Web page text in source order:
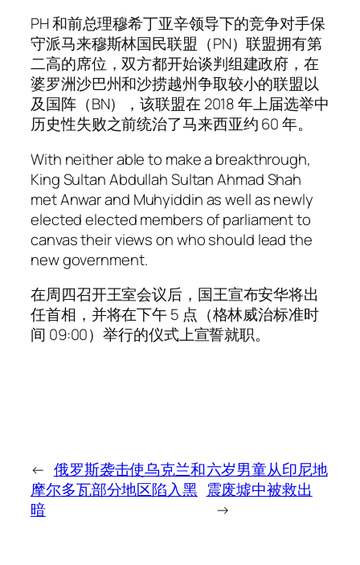
PH 和前总理穆希丁亚辛领导下的竞争对手保
守派马来穆斯林国民联盟（PN）联盟拥有第
二高的席位，双方都开始谈判组建政府，在
婆罗洲沙巴州和沙捞越州争取较小的联盟以
及国阵（BN），该联盟在 2018 年上届选举中
历史性失败之前统治了马来西亚约 60 年。
With neither able to make a breakthrough,
King Sultan Abdullah Sultan Ahmad Shah
met Anwar and Muhyiddin as well as newly
elected elected members of parliament to
canvas their views on who should lead the
new government.
在周四召开王室会议后，国王宣布安华将出
任首相，并将在下午 5 点（格林威治标准时
间 09:00）举行的仪式上宣誓就职。
← 俄罗斯袭击使乌克兰和
摩尔多瓦部分地区陷入黑
暗
六岁男童从印尼地
震废墟中被救出
→